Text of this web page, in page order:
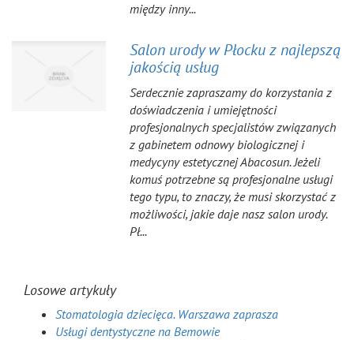
między inny...
Salon urody w Płocku z najlepszą
jakością usług
Serdecznie zapraszamy do korzystania z
doświadczenia i umiejętności
profesjonalnych specjalistów związanych
z gabinetem odnowy biologicznej i
medycyny estetycznej Abacosun. Jeżeli
komuś potrzebne są profesjonalne usługi
tego typu, to znaczy, że musi skorzystać z
możliwości, jakie daje nasz salon urody.
Pł...
Losowe artykuły
Stomatologia dziecięca. Warszawa zaprasza
Usługi dentystyczne na Bemowie